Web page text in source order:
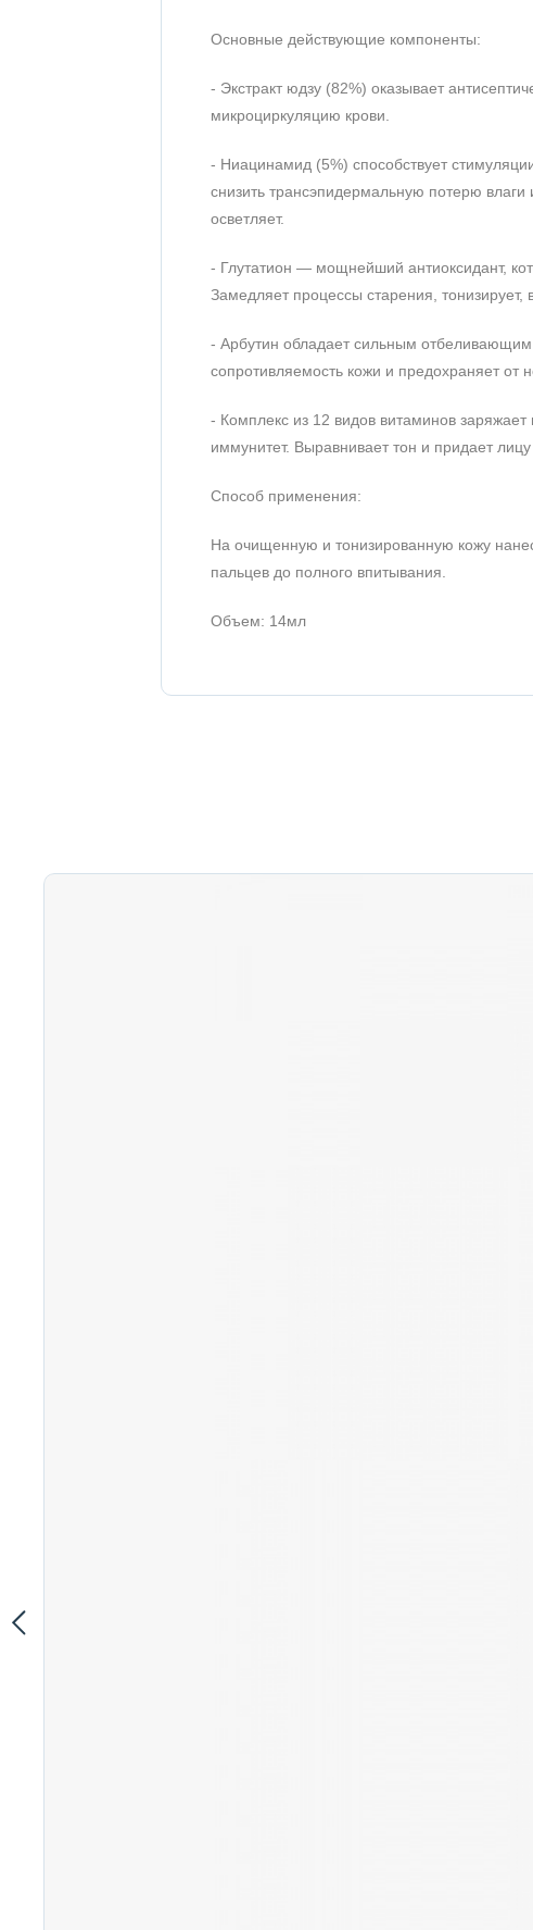
Основные действующие компоненты:
- Экстракт юдзу (82%) оказывает
микроциркуляцию крови.
- Ниацинамид (5%) способствует
снизить трансэпидермальную потерю влаги
осветляет.
- Глутатион — мощнейший антиоксидант,
Замедляет процессы старения, тонизирует,
- Арбутин обладает сильным
сопротивляемость кожи и предохраняет от
- Комплекс из 12 видов витаминов
иммунитет. Выравнивает тон и придает лицу
Способ применения:
На очищенную и тонизированную кожу
пальцев до полного впитывания.
Объем: 14мл